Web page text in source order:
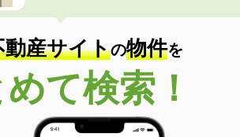
動産サイトの物件を
て検索！